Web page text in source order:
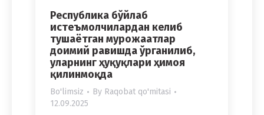
Республика бўйлаб
истеъмолчилардан келиб
тушаётган мурожаатлар
доимий равишда ўрганилиб,
уларнинг ҳуқуқлари ҳимоя
қилинмоқда
Bo'limsiz By Raqobat qo'mitasi
12.09.2025